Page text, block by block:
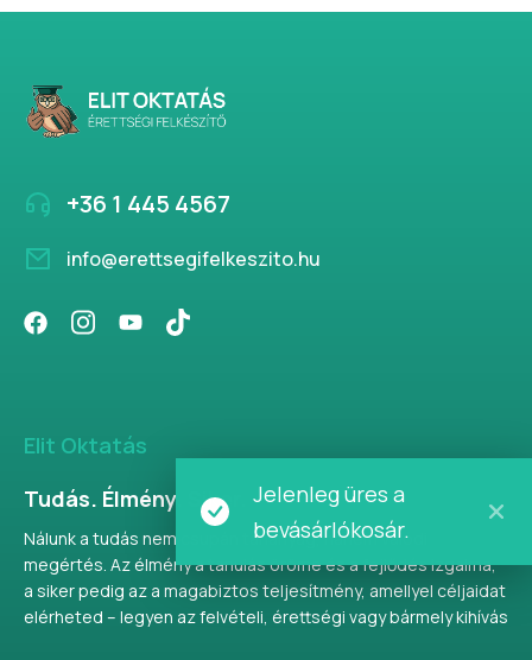
Jelenleg üres a
bevásárlókosár.
+36 1 445 4567
info@erettsegifelkeszito.hu
Elit Oktatás
Tudás. Élmény. Siker.
Nálunk a tudás nem csupán tananyag, hanem valódi
megértés. Az élmény a tanulás öröme és a fejlődés izgalma,
a siker pedig az a magabiztos teljesítmény, amellyel céljaidat
elérheted – legyen az felvételi, érettségi vagy bármely kihívás